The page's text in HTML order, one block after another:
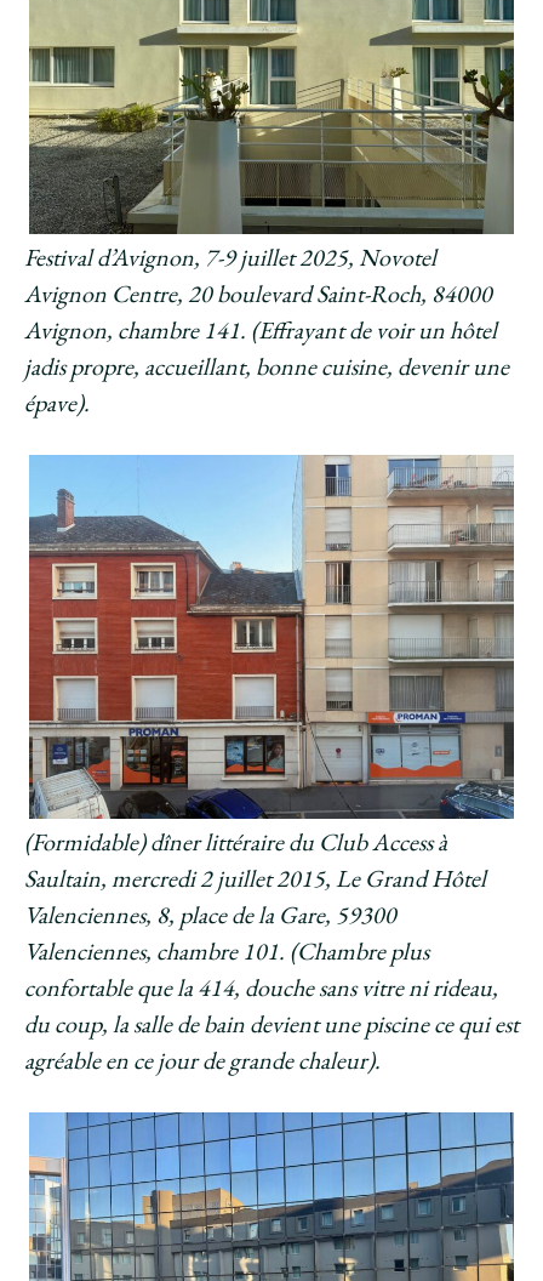
Festival d’Avignon, 7-9 juillet 2025, Novotel
Avignon Centre, 20 boulevard Saint-Roch, 84000
Avignon, chambre 141. (Effrayant de voir un hôtel
jadis propre, accueillant, bonne cuisine, devenir une
épave).
(Formidable) dîner littéraire du Club Access à
Saultain, mercredi 2 juillet 2015, Le Grand Hôtel
Valenciennes, 8, place de la Gare, 59300
Valenciennes, chambre 101. (Chambre plus
confortable que la 414, douche sans vitre ni rideau,
du coup, la salle de bain devient une piscine ce qui est
agréable en ce jour de grande chaleur).